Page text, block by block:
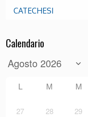
CATECHESI
Calendario
L M M
27 28 29